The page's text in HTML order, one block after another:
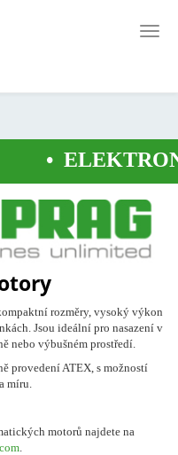
•
rozměry, vysoký výkon
Jsou ideální pro nasazení v
nebo výbušném prostředí.
provedení ATEX, s možností
míru.
motorů najdete na
.